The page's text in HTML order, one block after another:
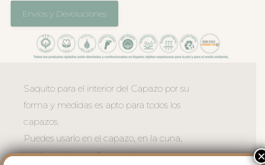
Envíos y Devoluciones
Saquito para el interior del Capazo por su
forma y medidas es apto para todos los
capazos.
Puedes usarlo en el capazo, en la cuna,
en el moisés, para llevar en brazos…
×